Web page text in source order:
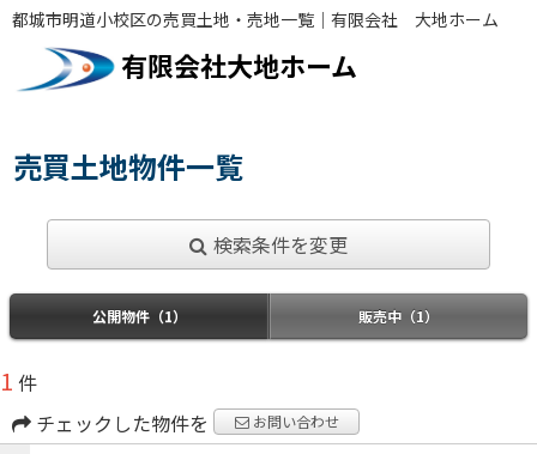
都城市明道小校区の売買土地・売地一覧｜有限会社 大地ホーム
有限会社大地ホーム
売買土地物件一覧
検索条件を変更
公開物件（1） 販売中（1）
1 件
チェックした物件を
お問い合わせ